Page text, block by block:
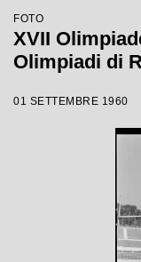
FOTO
XVII
Olimpiadi di
01 SETTEMBRE 1960